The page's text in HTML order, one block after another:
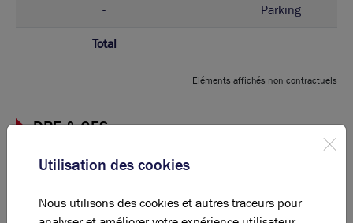
- Parking
Total
Eléments affichés non contractuels
DPE & GES
B C D E F
Utilisation des cookies
Nous utilisons des cookies et autres traceurs pour